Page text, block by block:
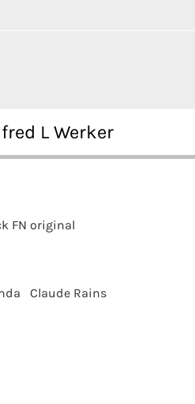
L Werker
FN original
Claude Rains